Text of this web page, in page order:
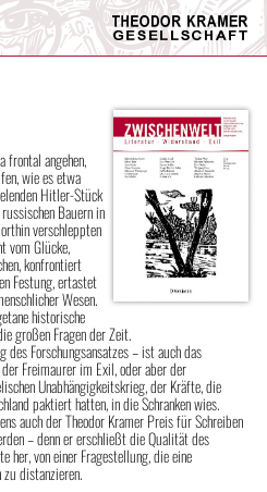
Theodor
Kramer
frontal angehen,
wie es etwa
Hitler-Stück
Bauern in
verschleppten
vom Glücke,
konfrontiert
Festung, ertastet
Wesen.
historische
großen Fragen der Zeit.
Forschungsansatzes – ist auch das
Freimaurer im Exil, oder aber der
Unabhängigkeitskrieg, der Kräfte, die
paktiert hatten, in die Schranken wies.
auch der Theodor Kramer Preis für Schreiben
– denn er erschließt die Qualität des
her, von einer Fragestellung, die eine
distanzieren.